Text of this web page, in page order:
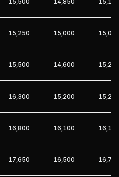
15,250 15,000
15,500 14,600
16,300 15,200
16,800 16,100
17,650 16,500